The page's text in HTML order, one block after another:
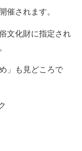
催されます。
文化財に指定され
」も見どころで